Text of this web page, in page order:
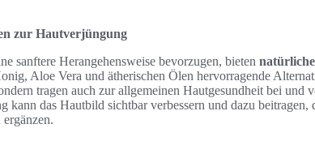
zur Hautverjüngung
sanftere Herangehensweise bevorzugen, bieten
Aloe Vera und ätherischen Ölen hervorragende
tragen auch zur allgemeinen Hautgesundheit bei und
kann das Hautbild sichtbar verbessern und dazu beitragen,